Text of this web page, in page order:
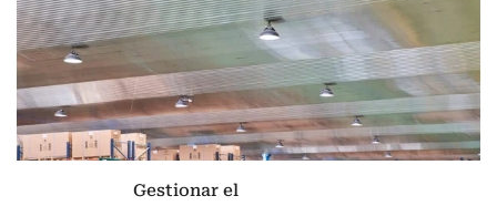
Gestionar el